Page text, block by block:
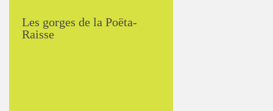
Les gorges de la Poëta-
Raisse